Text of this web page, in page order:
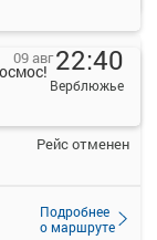
09 авг22:40
Верблюжье
Подробнее
о маршруте
Рейс отменен